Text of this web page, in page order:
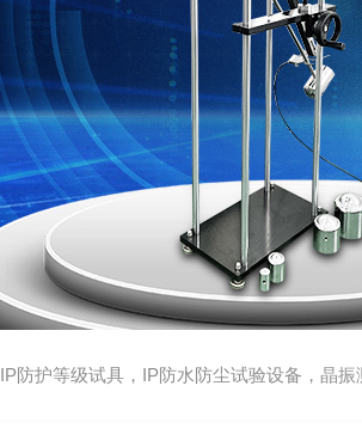
IP防护等级试具，IP防水防尘试验设备，晶振